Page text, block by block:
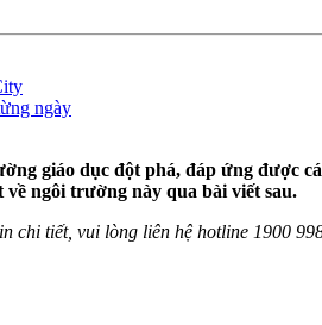
ngày
giáo dục đột phá, đáp ứng được
ngôi trường này qua bài viết sau.
tiết, vui lòng liên hệ hotline 1900